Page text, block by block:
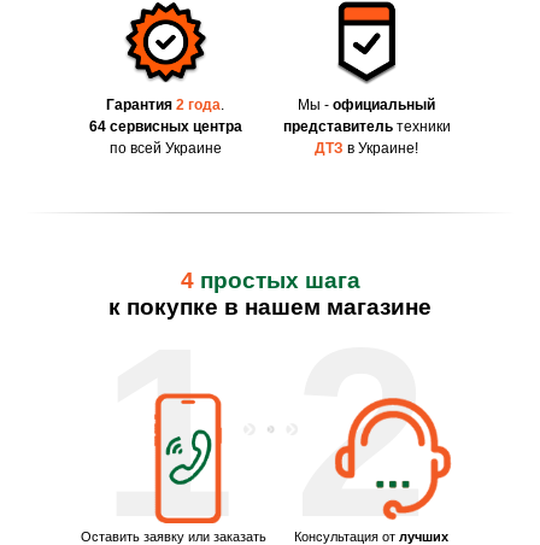
Гарантия 2 года.
64 сервисных центра
по всей Украине
Мы - официальный
представительтехники
ДТЗ в Украине!
1 2
Оставить заявку или заказать Консультация от лучших
4 простых шага
к покупке в нашем магазине